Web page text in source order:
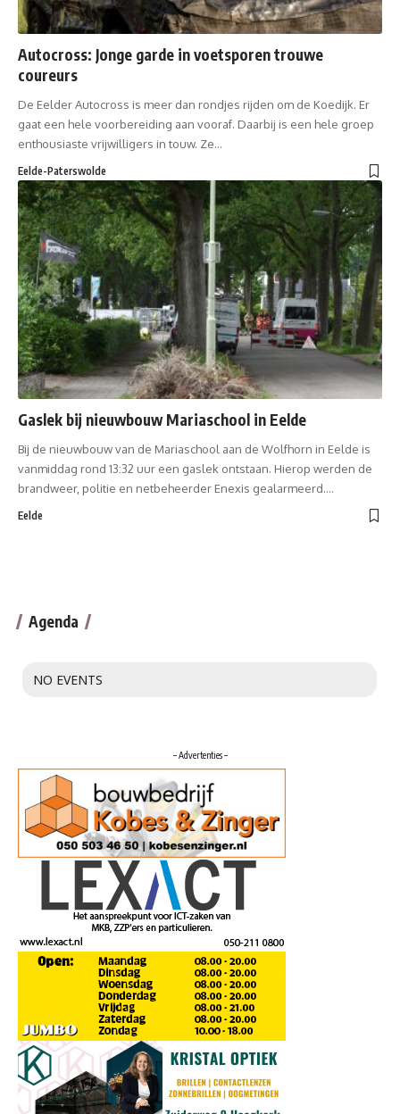
Autocross: Jonge garde in voetsporen trouwe
coureurs
De Eelder Autocross is meer dan rondjes rijden om de Koedijk. Er
gaat een hele voorbereiding aan vooraf. Daarbij is een hele groep
enthousiaste vrijwilligers in touw. Ze…
Eelde-Paterswolde
Gaslek bij nieuwbouw Mariaschool in Eelde
Bij de nieuwbouw van de Mariaschool aan de Wolfhorn in Eelde is
vanmiddag rond 13:32 uur een gaslek ontstaan. Hierop werden de
brandweer, politie en netbeheerder Enexis gealarmeerd.…
Eelde
Agenda
NO EVENTS
– Advertenties –